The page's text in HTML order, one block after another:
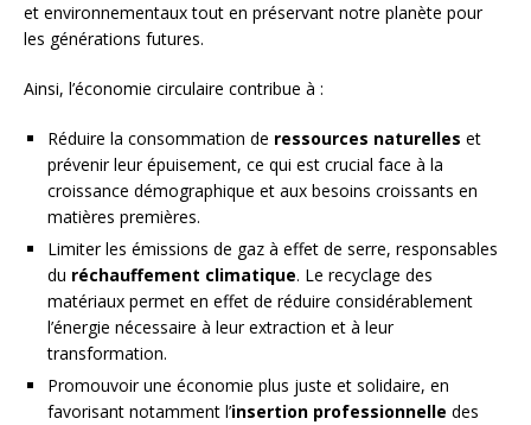
et environnementaux tout en préservant notre planète pour
les générations futures.
Ainsi, l’économie circulaire contribue à :
Réduire la consommation de ressources naturelles et
prévenir leur épuisement, ce qui est crucial face à la
croissance démographique et aux besoins croissants en
matières premières.
Limiter les émissions de gaz à effet de serre, responsables
du réchauffement climatique. Le recyclage des
matériaux permet en effet de réduire considérablement
l’énergie nécessaire à leur extraction et à leur
transformation.
Promouvoir une économie plus juste et solidaire, en
favorisant notamment l’insertion professionnelle des